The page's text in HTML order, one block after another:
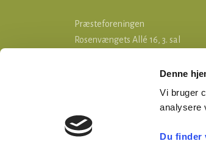
Denne
Vi bruger
analysere
Du finder
Præsteforeningen
Rosenvængets Allé 16, 3. sal
ddp@praesteforening.dk
webmaster@praesteforening.dk
CVR 2660 1010